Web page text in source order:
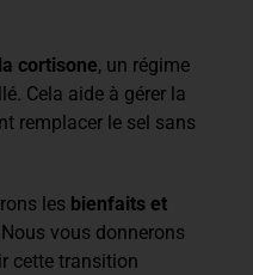
cortisone, un régime
Cela aide à gérer la
remplacer le sel sans
les bienfaits et
vous donnerons
cette transition